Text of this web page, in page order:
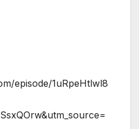
episode/1uRpeHtlwl8